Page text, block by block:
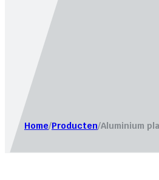
Website laten maken door
Home/Producten/Aluminium